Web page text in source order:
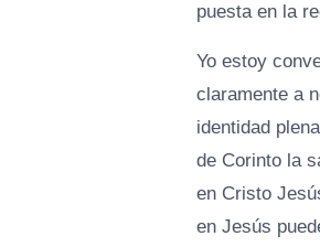
puesta en la
Yo estoy
claramente a
identidad
de Corinto la
en Cristo
en Jesús